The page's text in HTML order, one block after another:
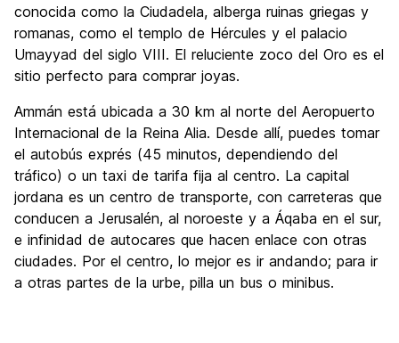
conocida como la Ciudadela, alberga ruinas griegas y
romanas, como el templo de Hércules y el palacio
Umayyad del siglo VIII. El reluciente zoco del Oro es el
sitio perfecto para comprar joyas.
Ammán está ubicada a 30 km al norte del Aeropuerto
Internacional de la Reina Alia. Desde allí, puedes tomar
el autobús exprés (45 minutos, dependiendo del
tráfico) o un taxi de tarifa fija al centro. La capital
jordana es un centro de transporte, con carreteras que
conducen a Jerusalén, al noroeste y a Áqaba en el sur,
e infinidad de autocares que hacen enlace con otras
ciudades. Por el centro, lo mejor es ir andando; para ir
a otras partes de la urbe, pilla un bus o minibus.